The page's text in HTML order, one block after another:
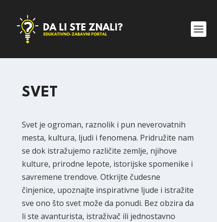
SVET
Svet je ogroman, raznolik i pun neverovatnih
mesta, kultura, ljudi i fenomena. Pridružite nam
se dok istražujemo različite zemlje, njihove
kulture, prirodne lepote, istorijske spomenike i
savremene trendove. Otkrijte čudesne
činjenice, upoznajte inspirativne ljude i istražite
sve ono što svet može da ponudi. Bez obzira da
li ste avanturista, istraživač ili jednostavno